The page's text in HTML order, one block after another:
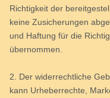
Richtigkeit der
keine Zusicherungen
und Haftung für die
übernommen.
2. Der widerrechtliche
kann Urheberrechte,